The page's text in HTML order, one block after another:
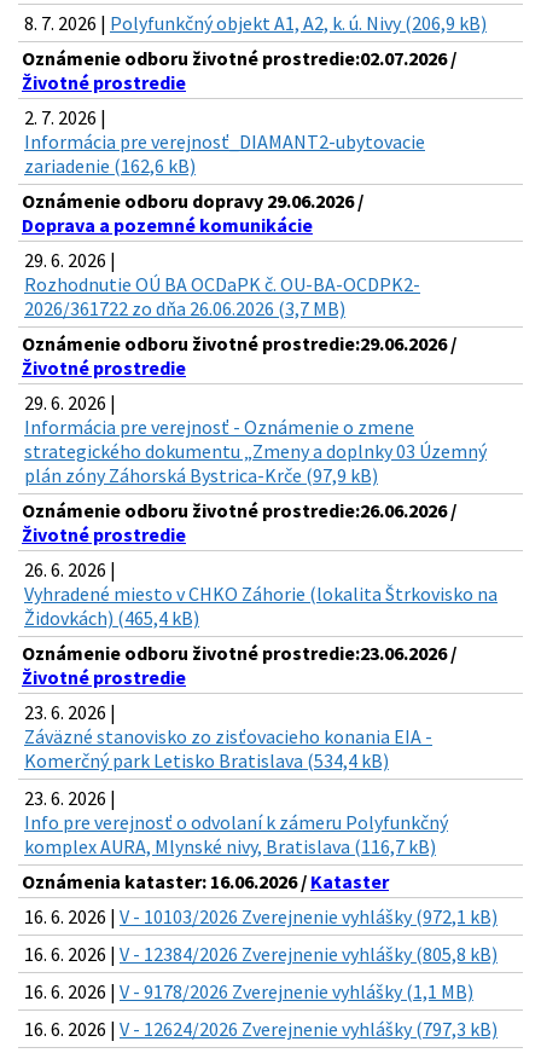
8. 7. 2026 | Polyfunkčný objekt A1, A2, k. ú. Nivy (206,9 kB)
Oznámenie odboru životné prostredie:02.07.2026 /
Životné prostredie
2. 7. 2026 |
Informácia pre verejnosť_DIAMANT2-ubytovacie
zariadenie (162,6 kB)
Oznámenie odboru dopravy 29.06.2026 /
Doprava a pozemné komunikácie
29. 6. 2026 |
Rozhodnutie OÚ BA OCDaPK č. OU-BA-OCDPK2-
2026/361722 zo dňa 26.06.2026 (3,7 MB)
Oznámenie odboru životné prostredie:29.06.2026 /
Životné prostredie
29. 6. 2026 |
Informácia pre verejnosť - Oznámenie o zmene
strategického dokumentu „Zmeny a doplnky 03 Územný
plán zóny Záhorská Bystrica-Krče (97,9 kB)
Oznámenie odboru životné prostredie:26.06.2026 /
Životné prostredie
26. 6. 2026 |
Vyhradené miesto v CHKO Záhorie (lokalita Štrkovisko na
Židovkách) (465,4 kB)
Oznámenie odboru životné prostredie:23.06.2026 /
Životné prostredie
23. 6. 2026 |
Záväzné stanovisko zo zisťovacieho konania EIA -
Komerčný park Letisko Bratislava (534,4 kB)
23. 6. 2026 |
Info pre verejnosť o odvolaní k zámeru Polyfunkčný
komplex AURA, Mlynské nivy, Bratislava (116,7 kB)
Oznámenia kataster: 16.06.2026 / Kataster
16. 6. 2026 | V - 10103/2026 Zverejnenie vyhlášky (972,1 kB)
16. 6. 2026 | V - 12384/2026 Zverejnenie vyhlášky (805,8 kB)
16. 6. 2026 | V - 9178/2026 Zverejnenie vyhlášky (1,1 MB)
16. 6. 2026 | V - 12624/2026 Zverejnenie vyhlášky (797,3 kB)